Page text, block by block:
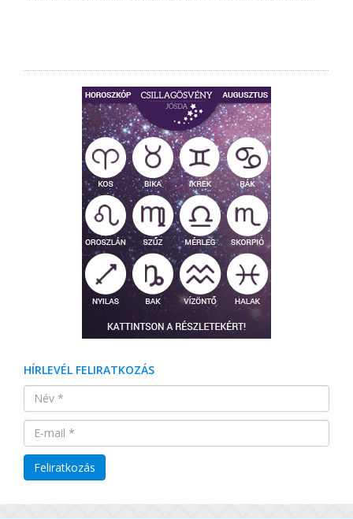
HÍRLEVÉL FELIRATKOZÁS